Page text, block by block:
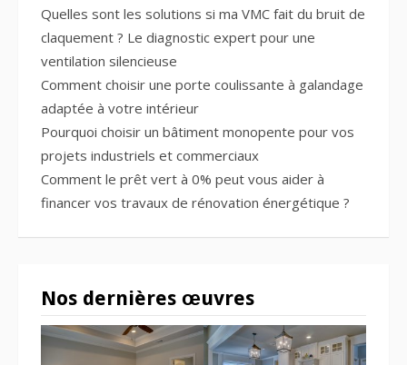
Quelles sont les solutions si ma VMC fait du bruit de
claquement ? Le diagnostic expert pour une
ventilation silencieuse
Comment choisir une porte coulissante à galandage
adaptée à votre intérieur
Pourquoi choisir un bâtiment monopente pour vos
projets industriels et commerciaux
Comment le prêt vert à 0% peut vous aider à
financer vos travaux de rénovation énergétique ?
Nos dernières œuvres